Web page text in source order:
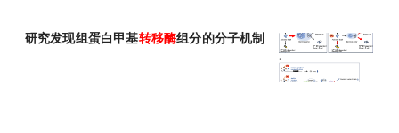
研究发现组蛋白甲基转移酶组分的分子机制